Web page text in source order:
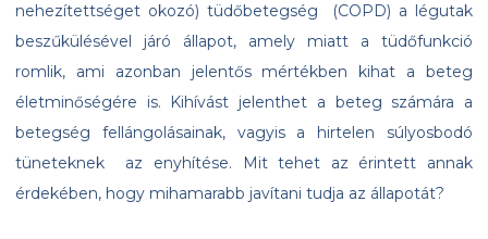
nehezítettséget okozó) tüdőbetegség (COPD) a légutak
beszűkülésével járó állapot, amely miatt a tüdőfunkció
romlik, ami azonban jelentős mértékben kihat a beteg
életminőségére is. Kihívást jelenthet a beteg számára a
betegség fellángolásainak, vagyis a hirtelen súlyosbodó
tüneteknek az enyhítése. Mit tehet az érintett annak
érdekében, hogy mihamarabb javítani tudja az állapotát?